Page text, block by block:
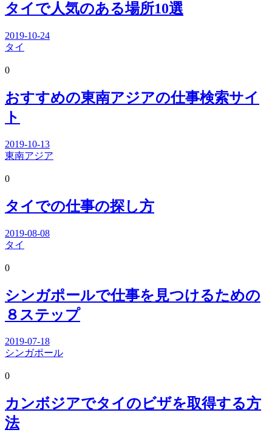
タイで人気のある場所10選
2019-10-24
タイ
0
おすすめの東南アジアの仕事検索サイ
ト
2019-10-13
東南アジア
0
タイでの仕事の探し方
2019-08-08
タイ
0
シンガポールで仕事を見つけるための
８ステップ
2019-07-18
シンガポール
0
カンボジアでタイのビザを取得する方
法